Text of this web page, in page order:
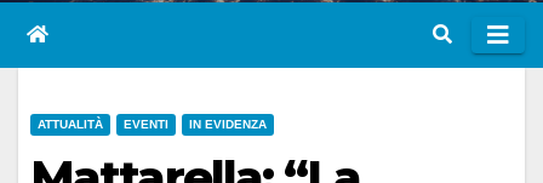
ATTUALITÀ EVENTI IN EVIDENZA